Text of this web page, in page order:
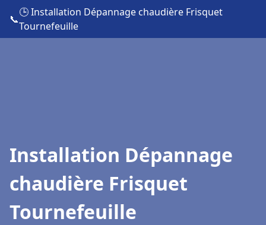
📞
🕒 Installation Dépannage chaudière Frisquet
Tournefeuille
Installation Dépannage
chaudière Frisquet
Tournefeuille